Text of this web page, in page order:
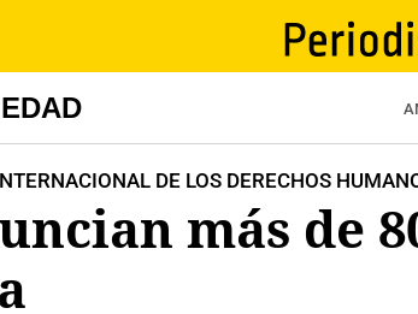
DE LOS DERECHOS
más de